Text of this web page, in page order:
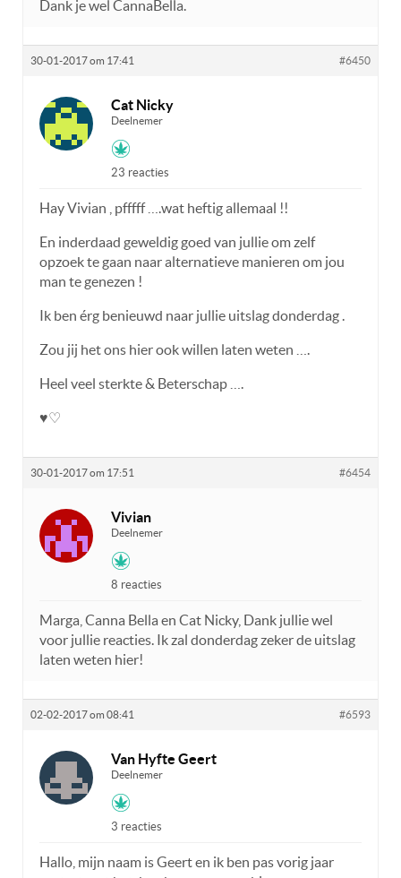
Dank je wel CannaBella.
30-01-2017 om 17:41 #6450
Cat Nicky
Deelnemer
23 reacties
Hay Vivian , pfffff ….wat heftig allemaal !!
En inderdaad geweldig goed van jullie om zelf
opzoek te gaan naar alternatieve manieren om jou
man te genezen !
Ik ben érg benieuwd naar jullie uitslag donderdag .
Zou jij het ons hier ook willen laten weten ….
Heel veel sterkte & Beterschap ….
♥♡
30-01-2017 om 17:51 #6454
Vivian
Deelnemer
8 reacties
Marga, Canna Bella en Cat Nicky, Dank jullie wel
voor jullie reacties. Ik zal donderdag zeker de uitslag
laten weten hier!
02-02-2017 om 08:41 #6593
Van Hyfte Geert
Deelnemer
3 reacties
Hallo, mijn naam is Geert en ik ben pas vorig jaar